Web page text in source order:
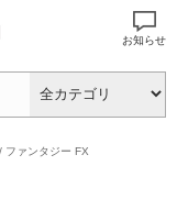
お知らせ
/ ファンタジー FX